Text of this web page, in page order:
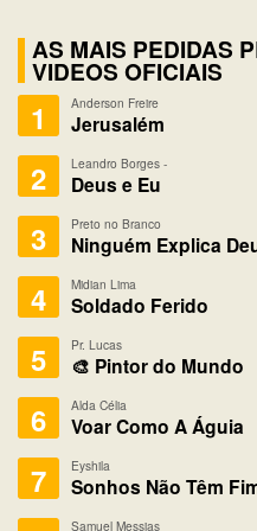
AS MAIS PEDIDAS
VIDEOS OFICIAIS
1 Anderson Freire
Jerusalém
2 Leandro Borges -
Deus e Eu
3 Preto no Branco
Ninguém Explica
4 Midian Lima
Soldado Ferido
5 Pr. Lucas
🎨 Pintor do Mundo
6 Alda Célia
Voar Como A Águia
7 Eyshila
Sonhos Não Têm
Samuel Messias